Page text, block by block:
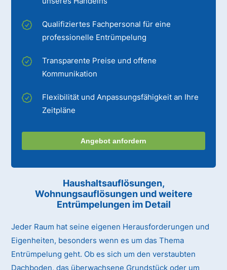
Qualifiziertes Fachpersonal für eine
professionelle Entrümpelung
Transparente Preise und offene
Kommunikation
Flexibilität und Anpassungsfähigkeit an Ihre
Zeitpläne
Angebot anfordern
Haushaltsauflösungen,
Wohnungsauflösungen und weitere
Entrümpelungen im Detail
Jeder Raum hat seine eigenen Herausforderungen und
Eigenheiten, besonders wenn es um das Thema
Entrümpelung geht. Ob es sich um den verstaubten
Dachboden, das überwachsene Grundstück oder um